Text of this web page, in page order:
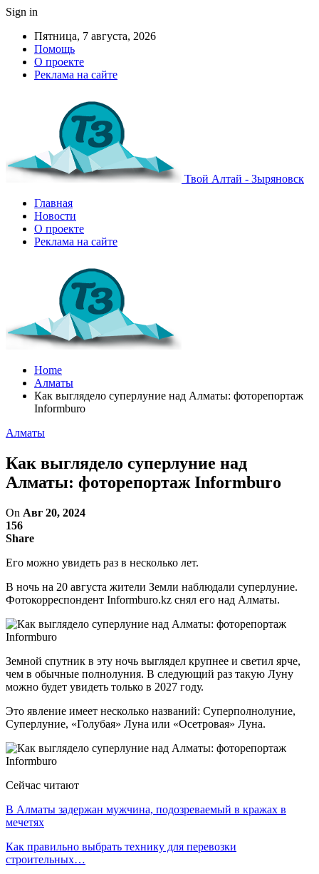
Sign in
Пятница, 7 августа, 2026
Помощь
О проекте
Реклама на сайте
Твой Алтай - Зыряновск
Главная
Новости
О проекте
Реклама на сайте
Home
Алматы
Как выглядело суперлуние над Алматы: фоторепортаж
Informburo
Алматы
Как выглядело суперлуние над
Алматы: фоторепортаж Informburo
On Авг 20, 2024
156
Share
Его можно увидеть раз в несколько лет.
В ночь на 20 августа жители Земли наблюдали суперлуние.
Фотокорреспондент Informburo.kz снял его над Алматы.
Земной спутник в эту ночь выглядел крупнее и светил ярче,
чем в обычные полнолуния. В следующий раз такую Луну
можно будет увидеть только в 2027 году.
Это явление имеет несколько названий: Суперполнолуние,
Суперлуние, «Голубая» Луна или «Осетровая» Луна.
Сейчас читают
В Алматы задержан мужчина, подозреваемый в кражах в
мечетях
Как правильно выбрать технику для перевозки
строительных…